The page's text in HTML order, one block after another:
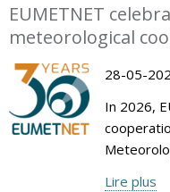
EUMETNET
meteorological
28-05-
In 2026,
Lire plus